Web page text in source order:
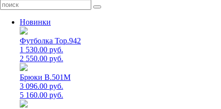
Новинки
Футболка Top.942
1 530.00 руб.
2 550.00 руб.
Брюки B.501M
3 096.00 руб.
5 160.00 руб.